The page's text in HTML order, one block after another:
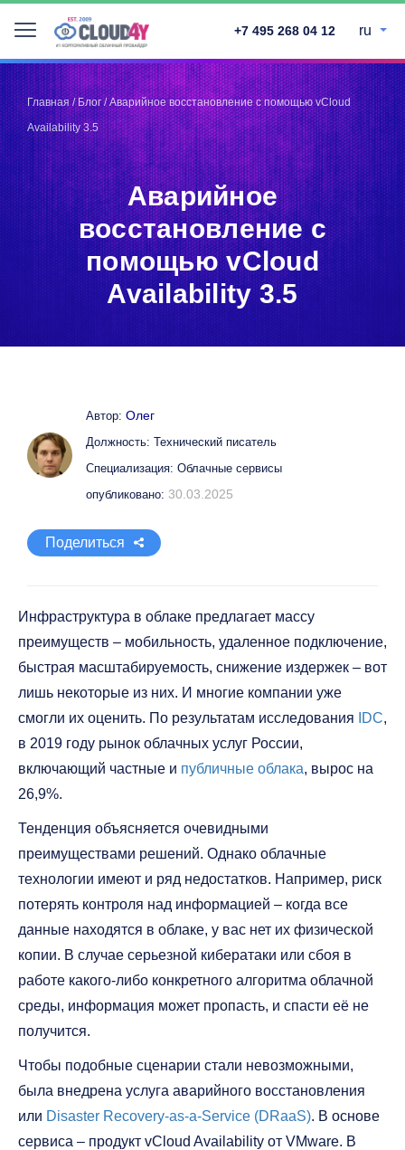
+7 495 268 04 12 ru
Главная/Блог/Аварийное восстановление с помощью vCloud
Availability 3.5
Аварийное
восстановление с
помощью vCloud
Availability 3.5
Автор: Олег
Должность: Технический писатель
Специализация: Облачные сервисы
опубликовано: 30.03.2025
Поделиться
Telegram
Запинить
Твитнуть
LinkedIn
Facebook
ВКонтакте
Инфраструктура в облаке предлагает массу
преимуществ – мобильность, удаленное подключение,
быстрая масштабируемость, снижение издержек – вот
лишь некоторые из них. И многие компании уже
смогли их оценить. По результатам исследования
IDC,
в 2019 году рынок облачных услуг России,
включающий частные и публичные облака, вырос на
26,9%.
Тенденция объясняется очевидными
преимуществами решений. Однако облачные
технологии имеют и ряд недостатков. Например, риск
потерять контроля над информацией – когда все
данные находятся в облаке, у вас нет их физической
копии. В случае серьезной кибератаки или сбоя в
работе какого-либо конкретного алгоритма облачной
среды, информация может пропасть, и спасти её не
получится.
Чтобы подобные сценарии стали невозможными,
была внедрена услуга аварийного восстановления
или Disaster Recovery-as-a-Service (DRaaS). В основе
сервиса – продукт vCloud Availability от VMware. В
Telegram
Запинить
Твитнуть
LinkedIn
Facebook
ВКонтакте